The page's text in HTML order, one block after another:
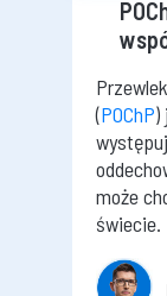
(POChP)
może
świecie.